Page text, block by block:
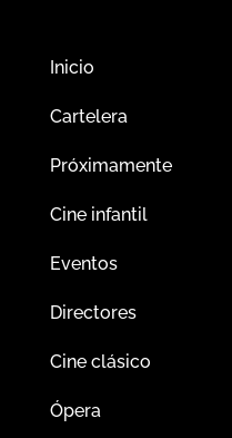
Inicio
Cartelera
Próximamente
Cine infantil
Eventos
Directores
Cine clásico
Ópera